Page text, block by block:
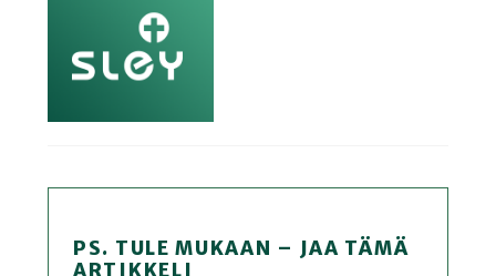
PS. TULE MUKAAN – JAA TÄMÄ
ARTIKKELI